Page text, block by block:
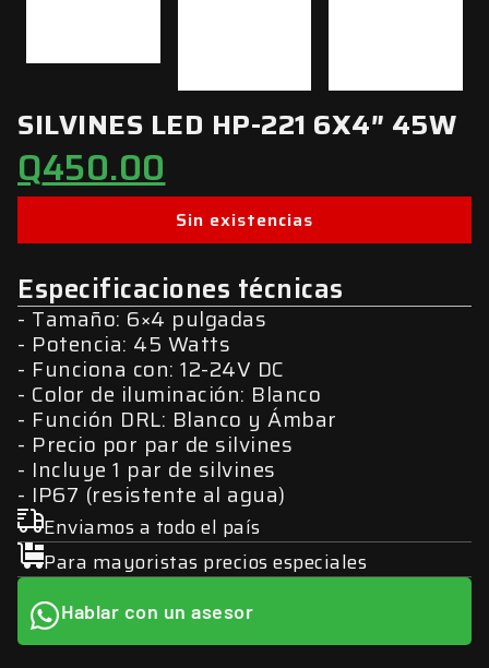
SILVINES LED HP-221 6X4″ 45W
Q450.00
Sin existencias
Especificaciones técnicas
Tamaño: 6×4 pulgadas
Potencia: 45 Watts
Funciona con: 12-24V DC
Color de iluminación: Blanco
Función DRL: Blanco y Ámbar
Precio por par de silvines
Incluye 1 par de silvines
IP67 (resistente al agua)
Enviamos a todo el país
Para mayoristas precios especiales
Hablar con un asesor